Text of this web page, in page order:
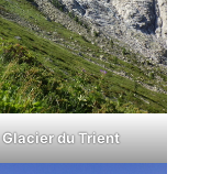
Glacier du Trient